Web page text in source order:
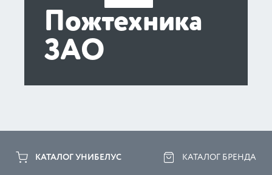
Пожтехника
ЗАО
КАТАЛОГ УНИБЕЛУС КАТАЛОГ БРЕНДА